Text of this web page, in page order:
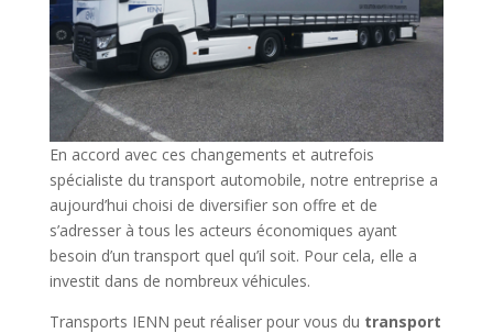
En accord avec ces changements et autrefois
spécialiste du transport automobile, notre entreprise a
aujourd’hui choisi de diversifier son offre et de
s’adresser à tous les acteurs économiques ayant
besoin d’un transport quel qu’il soit. Pour cela, elle a
investit dans de nombreux véhicules.
Transports IENN peut réaliser pour vous du transport